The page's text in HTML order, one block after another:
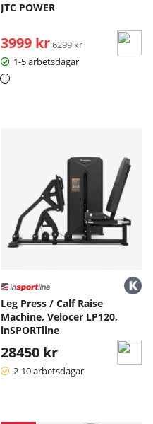
JTC POWER
3999 kr Ordinarie pris:
6299 kr
1-5 arbetsdagar
Leg Press / Calf Raise
Machine, Velocer LP120,
inSPORTline
28450 kr
2-10 arbetsdagar